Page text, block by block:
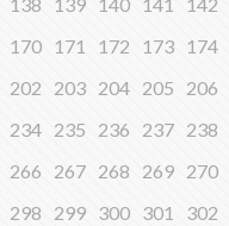
170 171 172 173 174
202 203 204 205 206
234 235 236 237 238
266 267 268 269 270
298 299 300 301 302